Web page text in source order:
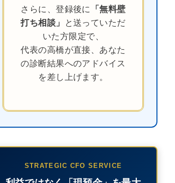
さらに、登録後に
「無料壁
打ち相談」
と送っていただ
いた方限定で、
代表の高橋が直接、あなた
の診断結果へのアドバイス
を差し上げます。
STRATEGIC CFO SERVICE